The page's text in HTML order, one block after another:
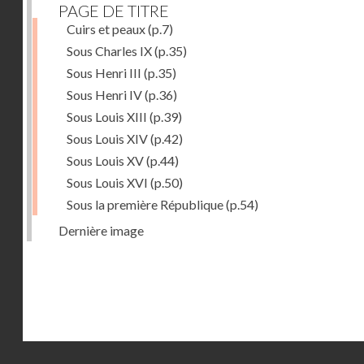
PAGE DE TITRE
Cuirs et peaux(p.7)
Sous Charles IX(p.35)
Sous Henri III (p.35)
Sous Henri IV(p.36)
Sous Louis XIII (p.39)
Sous Louis XIV(p.42)
Sous Louis XV(p.44)
Sous Louis XVI (p.50)
Sous la première République(p.54)
Dernière image